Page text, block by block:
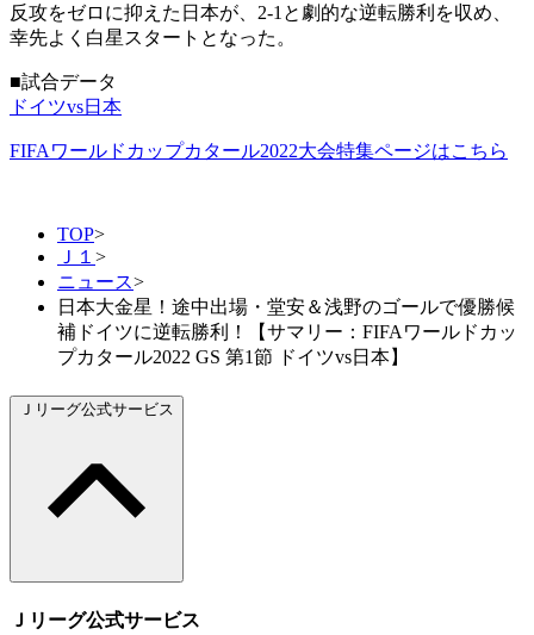
反攻をゼロに抑えた日本が、2-1と劇的な逆転勝利を収め、
幸先よく白星スタートとなった。
■試合データ
ドイツvs日本
FIFAワールドカップカタール2022大会特集ページはこちら
TOP>
Ｊ１ >
ニュース>
日本大金星！途中出場・堂安＆浅野のゴールで優勝候
補ドイツに逆転勝利！【サマリー：FIFAワールドカッ
プカタール2022 GS 第1節 ドイツvs日本】
Ｊリーグ公式サービス
Ｊリーグ公式サービス